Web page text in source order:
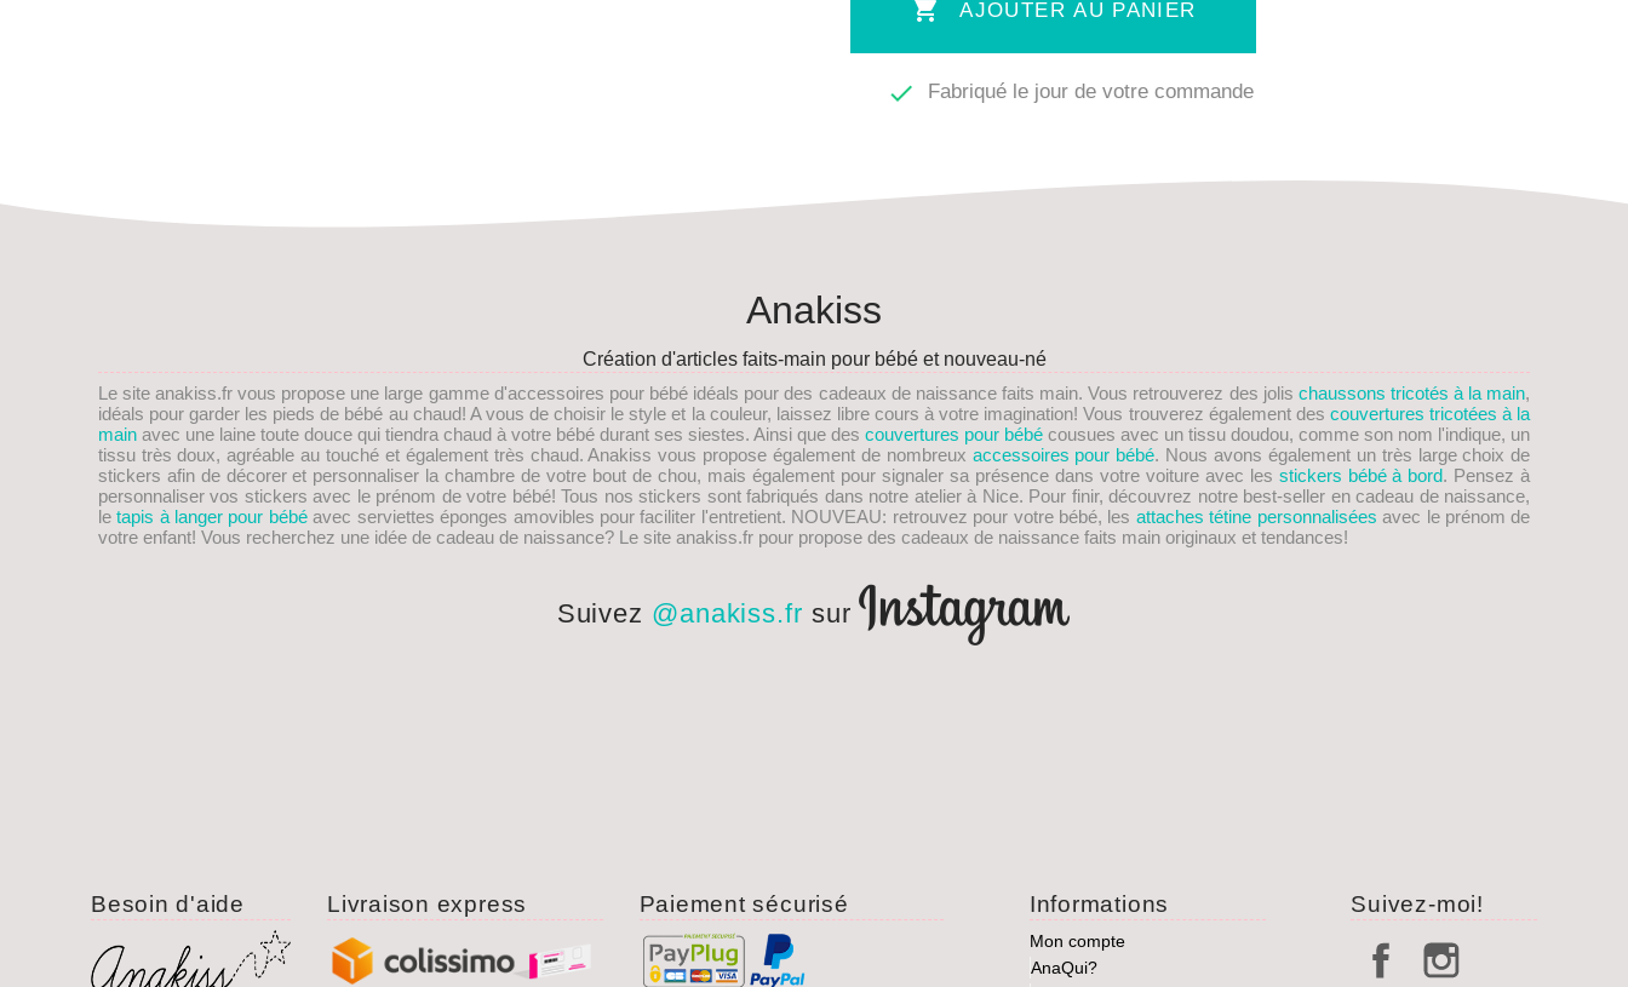
 AJOUTER AU PANIER
 Fabriqué le jour de votre commande
Anakiss
Création d'articles faits-main pour bébé et nouveau-né
Le site anakiss.fr vous propose une large gamme d'accessoires pour bébé idéals pour des cadeaux de naissance faits main. Vous retrouverez des jolis chaussons tricotés à la main,
idéals pour garder les pieds de bébé au chaud! A vous de choisir le style et la couleur, laissez libre cours à votre imagination! Vous trouverez également des couvertures tricotées à la
mainavec une laine toute douce qui tiendra chaud à votre bébé durant ses siestes. Ainsi que descouvertures pour bébé cousues avec un tissu doudou, comme son nom l'indique, un
tissu très doux, agréable au touché et également très chaud. Anakiss vous propose également de nombreux accessoires pour bébé. Nous avons également un très large choix de
stickers afin de décorer et personnaliser la chambre de votre bout de chou, mais également pour signaler sa présence dans votre voiture avec les stickers bébé à bord. Pensez à
personnaliser vos stickers avec le prénom de votre bébé! Tous nos stickers sont fabriqués dans notre atelier à Nice. Pour finir, découvrez notre best-seller en cadeau de naissance,
letapis à langer pour bébéavec serviettes éponges amovibles pour faciliter l'entretient. NOUVEAU: retrouvez pour votre bébé, les attaches tétine personnalisées avec le prénom de
votre enfant! Vous recherchez une idée de cadeau de naissance? Le site anakiss.fr pour propose des cadeaux de naissance faits main originaux et tendances!
Suivez @anakiss.fr sur
Besoin d'aide Livraison express Paiement sécurisé Informations
Mon compte
AnaQui?
Suivez-moi!